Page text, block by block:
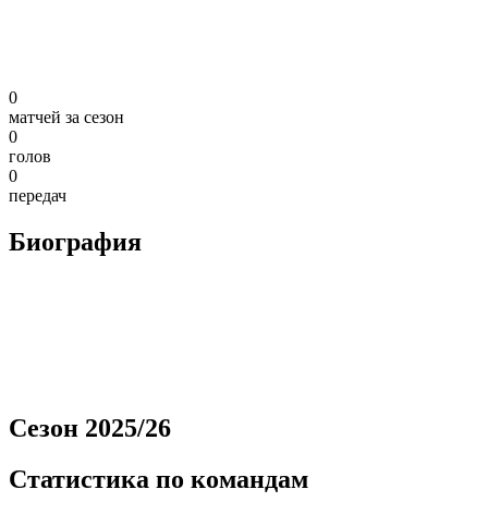
0
матчей за сезон
0
голов
0
передач
Биография
Сезон 2025/26
Статистика по командам